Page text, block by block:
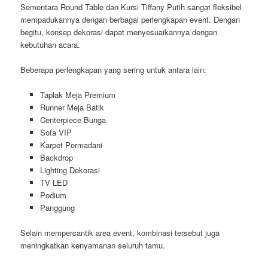
Sementara Round Table dan Kursi Tiffany Putih sangat fleksibel
mempadukannya dengan berbagai perlengkapan event. Dengan
begitu, konsep dekorasi dapat menyesuaikannya dengan
kebutuhan acara.
Beberapa perlengkapan yang sering untuk antara lain:
Taplak Meja Premium
Runner Meja Batik
Centerpiece Bunga
Sofa VIP
Karpet Permadani
Backdrop
Lighting Dekorasi
TV LED
Podium
Panggung
Selain mempercantik area event, kombinasi tersebut juga
meningkatkan kenyamanan seluruh tamu.